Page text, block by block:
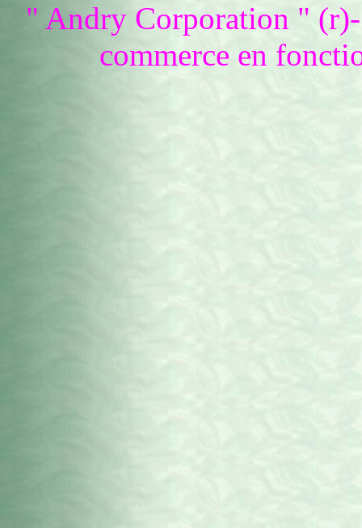
" Andry Corporation " (r)-
commerce en